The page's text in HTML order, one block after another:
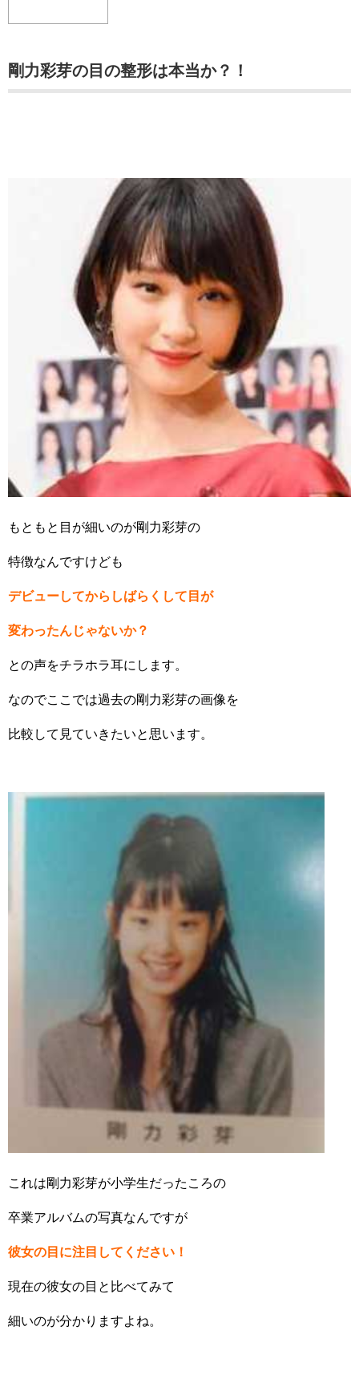
剛力彩芽の目の整形は本当か？！
もともと目が細いのが剛力彩芽の
特徴なんですけども
デビューしてからしばらくして目が
変わったんじゃないか？
との声をチラホラ耳にします。
なのでここでは過去の剛力彩芽の画像を
比較して見ていきたいと思います。
これは剛力彩芽が小学生だったころの
卒業アルバムの写真なんですが
彼女の目に注目してください！
現在の彼女の目と比べてみて
細いのが分かりますよね。